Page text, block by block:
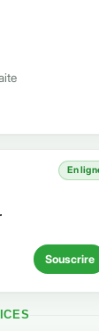
En
Souscrire